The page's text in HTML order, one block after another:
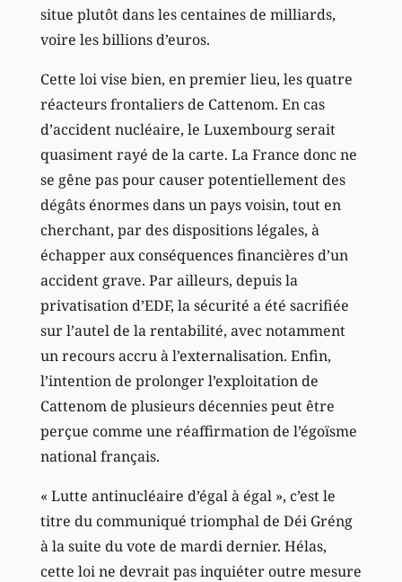
situe plutôt dans les centaines de milliards,
voire les billions d’euros.
Cette loi vise bien, en premier lieu, les quatre
réacteurs frontaliers de Cattenom. En cas
d’accident nucléaire, le Luxembourg serait
quasiment rayé de la carte. La France donc ne
se gêne pas pour causer potentiellement des
dégâts énormes dans un pays voisin, tout en
cherchant, par des dispositions légales, à
échapper aux conséquences financières d’un
accident grave. Par ailleurs, depuis la
privatisation d’EDF, la sécurité a été sacrifiée
sur l’autel de la rentabilité, avec notamment
un recours accru à l’externalisation. Enfin,
l’intention de prolonger l’exploitation de
Cattenom de plusieurs décennies peut être
perçue comme une réaffirmation de l’égoïsme
national français.
« Lutte antinucléaire d’égal à égal », c’est le
titre du communiqué triomphal de Déi Gréng
à la suite du vote de mardi dernier. Hélas,
cette loi ne devrait pas inquiéter outre mesure